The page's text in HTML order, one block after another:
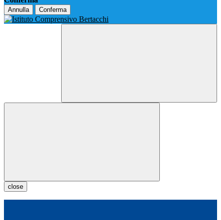
Annulla Conferma
close